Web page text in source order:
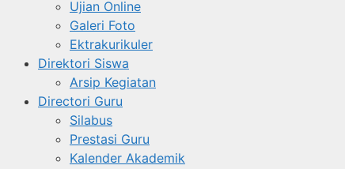
Ujian Online
Galeri Foto
Ektrakurikuler
Direktori Siswa
Arsip Kegiatan
Directori Guru
Silabus
Prestasi Guru
Kalender Akademik